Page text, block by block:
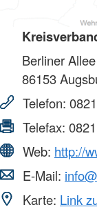
Berliner
86153
Telefon:
Telefax:
Web: http://
E-Mail:
Karte: Link